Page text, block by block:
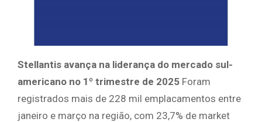
Stellantis avança na liderança do mercado sul-
americano no 1º trimestre de 2025 Foram
registrados mais de 228 mil emplacamentos entre
janeiro e março na região, com 23,7% de market